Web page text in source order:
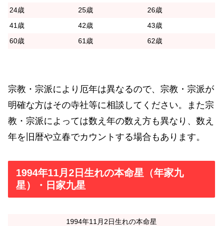
24歳
25歳
26歳
41歳
42歳
43歳
60歳
61歳 62歳
宗教・宗派により厄年は異なるので、宗教・宗派が
明確な方はその寺社等に相談してください。また宗
教・宗派によっては数え年の数え方も異なり、数え
年を旧暦や立春でカウントする場合もあります。
1994年11月2日生れの本命星（年家九
星）・日家九星
1994年11月2日生れの本命星